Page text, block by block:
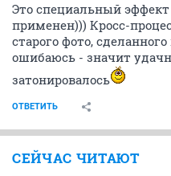
Это специальный эффект
применен))) Кросс-
старого фото,
ошибаюсь - значит
затонировалось
ОТВЕТИТЬ
СЕЙЧАС ЧИТАЮТ